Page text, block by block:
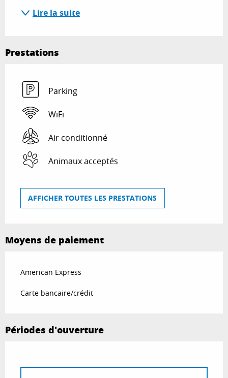
Lire la suite
Prestations
Parking
WiFi
Air conditionné
Animaux acceptés
AFFICHER TOUTES LES PRESTATIONS
Moyens de paiement
American Express
Carte bancaire/crédit
Périodes d'ouverture